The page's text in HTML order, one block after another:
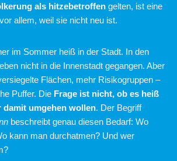
als hitzebetroffen gelten, ist eine
allem, weil sie nicht neu ist.
im Sommer heiß in der Stadt. In den
nicht in die Innenstadt gegangen. Aber
Flächen, mehr Risikogruppen –
Puffer. Die Frage ist nicht, ob es heiß
damit umgehen wollen. Der Begriff
beschreibt genau diesen Bedarf: Wo
kann man durchatmen? Und wer